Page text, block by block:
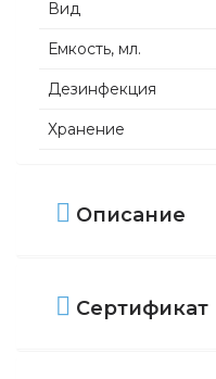
Вид
Емкость, мл.
Дезинфекция
Хранение
Смазка
Описание
Сертификат